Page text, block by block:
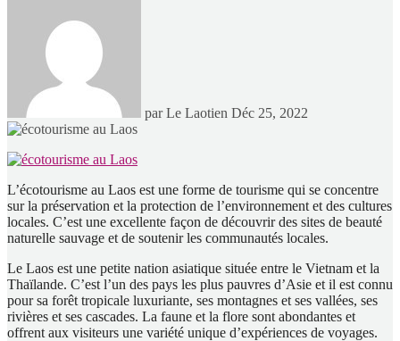
par Le Laotien Déc 25, 2022
L’écotourisme au Laos est une forme de tourisme qui se concentre
sur la préservation et la protection de l’environnement et des cultures
locales. C’est une excellente façon de découvrir des sites de beauté
naturelle sauvage et de soutenir les communautés locales.
Le Laos est une petite nation asiatique située entre le Vietnam et la
Thaïlande. C’est l’un des pays les plus pauvres d’Asie et il est connu
pour sa forêt tropicale luxuriante, ses montagnes et ses vallées, ses
rivières et ses cascades. La faune et la flore sont abondantes et
offrent aux visiteurs une variété unique d’expériences de voyages.